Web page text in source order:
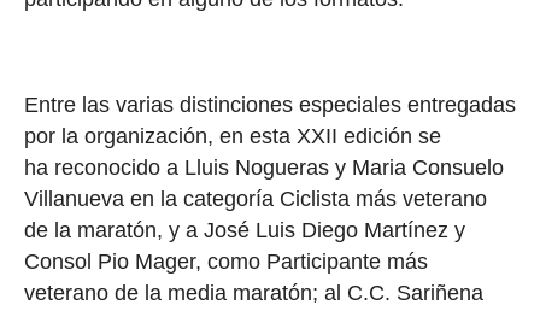
Entre las varias distinciones especiales entregadas
por la organización, en esta XXII edición se
ha reconocido a Lluis Nogueras y Maria Consuelo
Villanueva en la categoría Ciclista más veterano
de la maratón, y a José Luis Diego Martínez y
Consol Pio Mager, como Participante más
veterano de la media maratón; al C.C. Sariñena